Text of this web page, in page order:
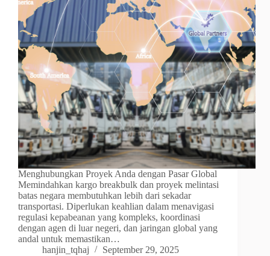
Menghubungkan Proyek Anda dengan Pasar Global
Memindahkan kargo breakbulk dan proyek melintasi
batas negara membutuhkan lebih dari sekadar
transportasi. Diperlukan keahlian dalam menavigasi
regulasi kepabeanan yang kompleks, koordinasi
dengan agen di luar negeri, dan jaringan global yang
andal untuk memastikan…
hanjin_tqhaj
September 29, 2025